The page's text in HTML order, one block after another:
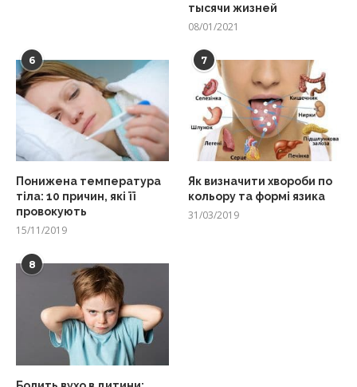
тысячи жизней
08/01/2021
6
Понижена температура
тіла: 10 причин, які її
провокують
15/11/2019
7
Як визначити хвороби по
кольору та формі язика
31/03/2019
8